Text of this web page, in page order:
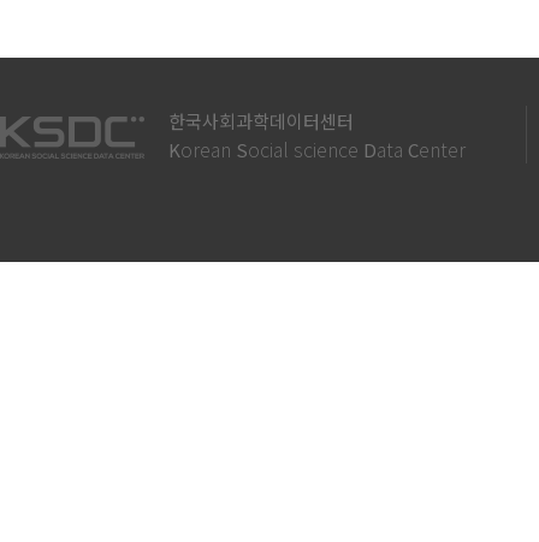
한국사회과학데이터센터
Korean Social science Data Center